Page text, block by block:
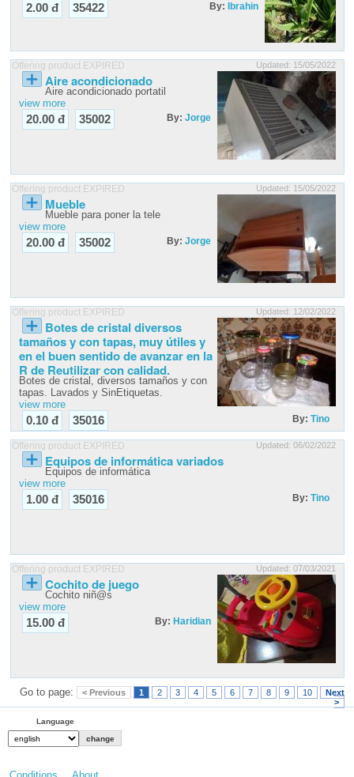
2.00 đ 35422 By: Ibrahin
Offering product EXPIRED Updated: 15/05/2022
Aire acondicionado
Aire acondicionado portatil
view more
20.00 đ 35002 By: Jorge
Offering product EXPIRED Updated: 15/05/2022
Mueble
Mueble para poner la tele
view more
20.00 đ 35002 By: Jorge
Offering product EXPIRED Updated: 12/02/2022
Botes de cristal diversos
tamaños y con tapas, muy útiles y
en el buen sentido de avanzar en la
R de Reutilizar con calidad.
Botes de cristal, diversos tamaños y con
tapas. Lavados y SinEtiquetas.
view more
0.10 đ 35016 By: Tino
Offering product EXPIRED Updated: 06/02/2022
Equipos de informática variados
Equipos de informática
view more
1.00 đ 35016 By: Tino
Offering product EXPIRED Updated: 07/03/2021
Cochito de juego
Cochito niñ@s
view more
15.00 đ By: Haridian
Go to page: < Previous 1 2 3 4 5 6 7 8 9 10
Next
>
Language